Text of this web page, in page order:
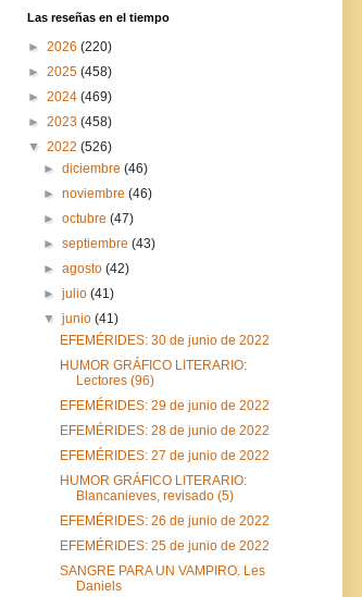
Las reseñas en el tiempo
► 2026 (220)
► 2025 (458)
► 2024 (469)
► 2023 (458)
▼ 2022 (526)
►diciembre(46)
►noviembre(46)
►octubre(47)
►septiembre(43)
►agosto(42)
►julio(41)
▼junio(41)
EFEMÉRIDES: 30 de junio de 2022
HUMOR GRÁFICO LITERARIO:
Lectores (96)
EFEMÉRIDES: 29 de junio de 2022
EFEMÉRIDES: 28 de junio de 2022
EFEMÉRIDES: 27 de junio de 2022
HUMOR GRÁFICO LITERARIO:
Blancanieves, revisado (5)
EFEMÉRIDES: 26 de junio de 2022
EFEMÉRIDES: 25 de junio de 2022
SANGRE PARA UN VAMPIRO. Les
Daniels